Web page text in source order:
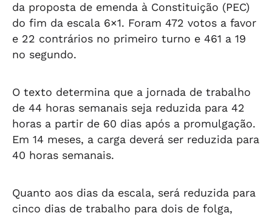
da proposta de emenda à Constituição (PEC)
do fim da escala 6×1. Foram 472 votos a favor
e 22 contrários no primeiro turno e 461 a 19
no segundo.
O texto determina que a jornada de trabalho
de 44 horas semanais seja reduzida para 42
horas a partir de 60 dias após a promulgação.
Em 14 meses, a carga deverá ser reduzida para
40 horas semanais.
Quanto aos dias da escala, será reduzida para
cinco dias de trabalho para dois de folga,